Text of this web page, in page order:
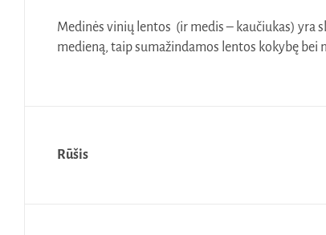
Medinės vinių lentos (ir medis – kaučiukas) yra
medieną, taip sumažindamos lentos kokybę bei
Rūšis